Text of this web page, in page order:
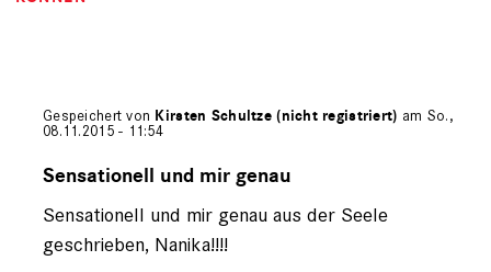
Gespeichert von Kirsten Schultze (nicht registriert) am So.,
08.11.2015 - 11:54
auf
Nanika
(nicht
registriert)
Sensationell und mir genau
Sensationell und mir genau aus der Seele
geschrieben, Nanika!!!!